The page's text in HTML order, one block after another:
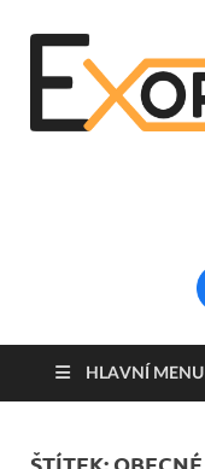
HLAVNÍ MENU
ŠTÍTEK: OBECNÉ